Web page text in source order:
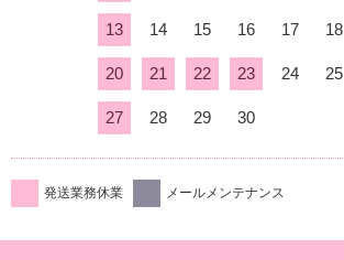
13 14 15 16 17 18
20 21 22 23 24 25
27 28 29 30
発送業務休業 メールメンテナンス